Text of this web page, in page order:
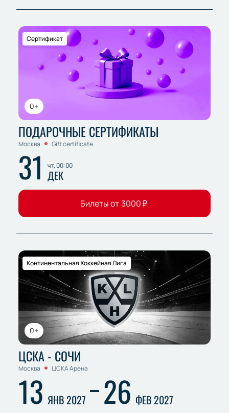
0+
Сертификат
ПОДАРОЧНЫЕ СЕРТИФИКАТЫ
Москва Gift certificate
31 чт, 00:00
ДЕК
Билеты от 3000₽
0+
Континентальная Хоккейная Лига
ЦСКА - СОЧИ
Москва ЦСКА Арена
13 ЯНВ 2027 26 ФЕВ 2027